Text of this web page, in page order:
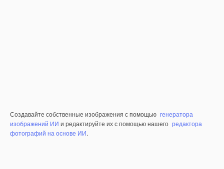
Создавайте собственные изображения с помощью генератора
изображений ИИ и редактируйте их с помощью нашего редактора
фотографий на основе ИИ.